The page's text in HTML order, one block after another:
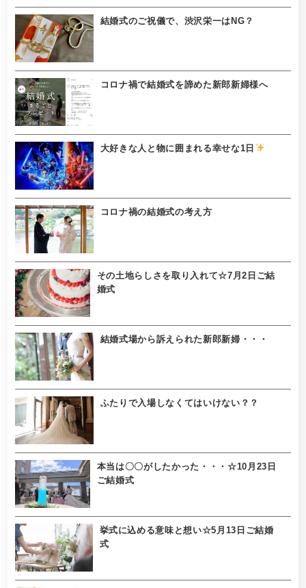
結婚式のご祝儀で、渋沢栄一はNG？
コロナ禍で結婚式を諦めた新郎新婦様へ
大好きな人と物に囲まれる幸せな1日
コロナ禍の結婚式の考え方
その土地らしさを取り入れて☆7月2日ご結
婚式
結婚式場から訴えられた新郎新婦・・・
ふたりで入場しなくてはいけない？？
本当は〇〇がしたかった・・・☆10月23日
ご結婚式
挙式に込める意味と想い☆5月13日ご結婚
式